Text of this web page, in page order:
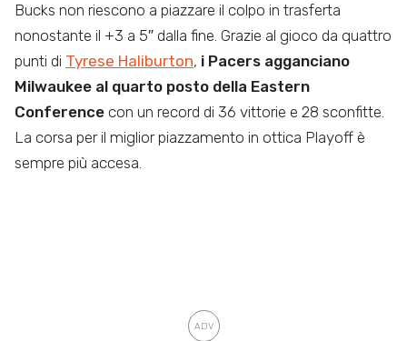
Bucks non riescono a piazzare il colpo in trasferta
nonostante il +3 a 5″ dalla fine. Grazie al gioco da quattro
punti di Tyrese Haliburton, i Pacers agganciano
Milwaukee al quarto posto della Eastern
Conference con un record di 36 vittorie e 28 sconfitte.
La corsa per il miglior piazzamento in ottica Playoff è
sempre più accesa.